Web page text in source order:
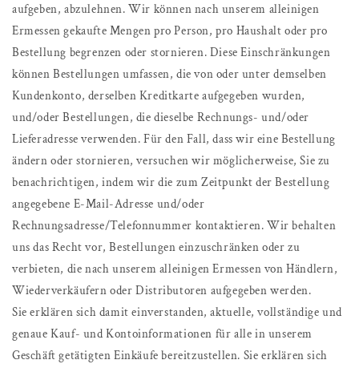
aufgeben, abzulehnen. Wir können nach unserem alleinigen
Ermessen gekaufte Mengen pro Person, pro Haushalt oder pro
Bestellung begrenzen oder stornieren. Diese Einschränkungen
können Bestellungen umfassen, die von oder unter demselben
Kundenkonto, derselben Kreditkarte aufgegeben wurden,
und/oder Bestellungen, die dieselbe Rechnungs- und/oder
Lieferadresse verwenden. Für den Fall, dass wir eine Bestellung
ändern oder stornieren, versuchen wir möglicherweise, Sie zu
benachrichtigen, indem wir die zum Zeitpunkt der Bestellung
angegebene E-Mail-Adresse und/oder
Rechnungsadresse/Telefonnummer kontaktieren. Wir behalten
uns das Recht vor, Bestellungen einzuschränken oder zu
verbieten, die nach unserem alleinigen Ermessen von Händlern,
Wiederverkäufern oder Distributoren aufgegeben werden.
Sie erklären sich damit einverstanden, aktuelle, vollständige und
genaue Kauf- und Kontoinformationen für alle in unserem
Geschäft getätigten Einkäufe bereitzustellen. Sie erklären sich